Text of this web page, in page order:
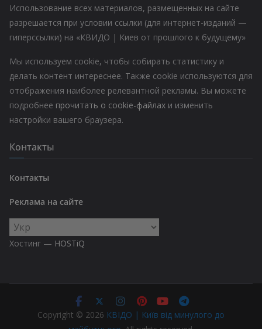
Использование всех материалов, размещенных на сайте
разрешается при условии ссылки (для интернет-изданий —
гиперссылки) на «КВИДО | Киев от прошлого к будущему»
Мы используем cookie, чтобы собирать статистику и
делать контент интереснее. Также cookie используются для
отображения наиболее релевантной рекламы. Вы можете
подробнее прочитать о cookie-файлах и изменить
настройки вашего браузера.
Контакты
Контакты
Реклама на сайте
Выбрать
язык
Хостинг — HOSTiQ
Copyright © 2026 КВІДО | Київ від минулого до